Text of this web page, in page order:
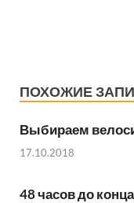
ПОХОЖИЕ
Выбираем
17.10.2018
48 часов до